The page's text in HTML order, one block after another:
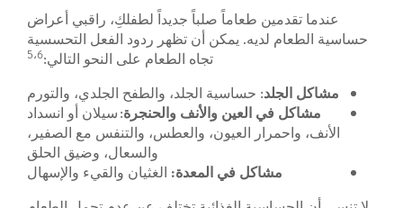
عندما تقدمين طعاماً صلباً جديداً لطفلكِ، راقبي أعراض
حساسية الطعام لديه. يمكن أن تظهر ردود الفعل التحسسية
تجاه الطعام على النحو التالي:5،6
مشاكل الجلد: حساسية الجلد، والطفح الجلدي، والتورم
مشاكل في العين والأنف والحنجرة: سيلان أو انسداد
الأنف، واحمرار العيون، والعطس، والتنفس مع الصفير،
والسعال، وضيق الحلق
مشاكل في المعدة: الغثيان والقيء والإسهال